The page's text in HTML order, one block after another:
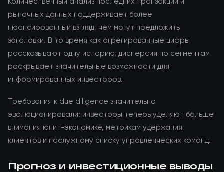
рыночных данных поддерживает более
нюансированный взгляд, чем могут предложить
заголовки. В то время как агрегированные цифры
рассказывают одну историю, дисперсия по сегментам
раскрывает значительные возможности для
информированных инвесторов.
Требования к due diligence значительно
эволюционировали: инвесторы теперь уделяют больше
внимания юнит-экономике, метрикам удержания
клиентов и послужному списку управленческих команд.
Прогноз и инвестиционные выводы